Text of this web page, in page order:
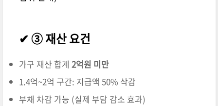
✔ ③ 재산 요건
가구 재산 합계 2억원 미만
1.4억~2억 구간: 지급액 50% 삭감
부채 차감 가능 (실제 부담 감소 효과)